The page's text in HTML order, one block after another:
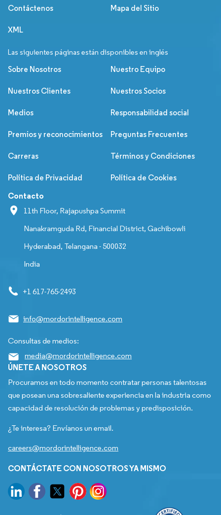
Contáctenos Mapa del Sitio
XML
Las siguientes páginas están disponibles en inglés
Sobre Nosotros Nuestro Equipo
Nuestros Clientes Nuestros Socios
Medios Responsabilidad social
Premios y reconocimientos Preguntas Frecuentes
Carreras Términos y Condiciones
Política de Privacidad Política de Cookies
Contacto
11th Floor, Rajapushpa Summit
Nanakramguda Rd, Financial District, Gachibowli
Hyderabad, Telangana - 500032
India
+1 617-765-2493
info@mordorintelligence.com
Consultas de medios:
media@mordorintelligence.com
ÚNETE A NOSOTROS
Procuramos en todo momento contratar personas talentosas
que posean una sobresaliente experiencia en la industria como
capacidad de resolución de problemas y predisposición.
¿Te interesa? Envíanos un email.
careers@mordorintelligence.com
CONTÁCTATE CON NOSOTROS YA MISMO